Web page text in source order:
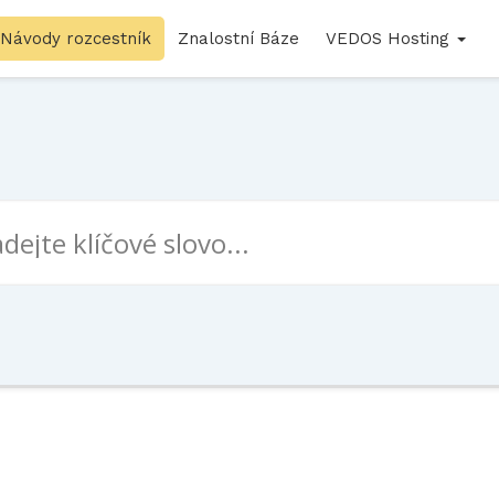
Návody rozcestník Znalostní Báze VEDOS Hosting